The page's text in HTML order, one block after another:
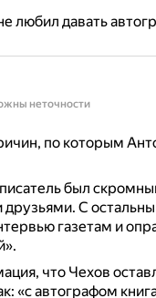
любил давать
неточности
по которым
был
друзьями. С
газетам и
что Чехов
«с автографом